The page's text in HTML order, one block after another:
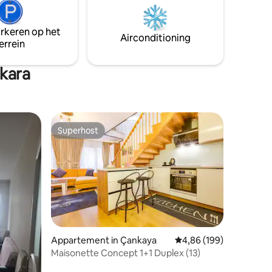
stad!
2
hebben met de snacks die worden
aangeboden in dit huis, waar netheid de
eerste prioriteit is.
op het
Airconditioning
Superhost
Superhost
Appartement in Çankaya Gemiddelde
4,86 (199)
Maisonette Concept 1+1 Duplex (13)